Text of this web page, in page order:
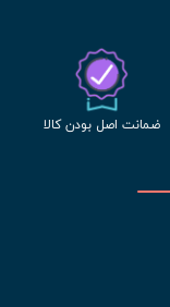
ضمانت اصل بودن کالا